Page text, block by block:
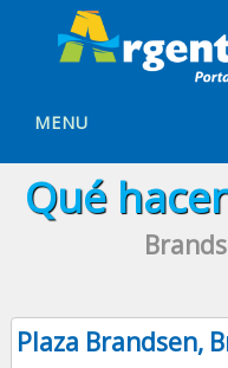
MENU
Qué
Plaza Brandsen,